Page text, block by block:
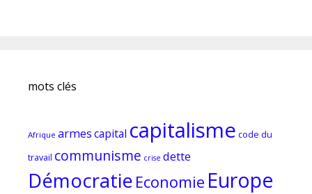
mots clés
Afrique armescapital capitalisme code du
travail communisme crise dette
Démocratie Economie Europe